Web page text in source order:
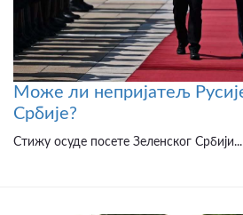
Може ли непријатељ
Србије?
Стижу осуде посете Зеленског Србији...